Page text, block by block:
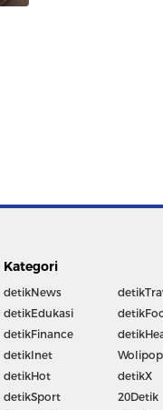
Kategori
detikNews
detikEdukasi
detikFinance
detikInet
detikHot
detikSport
Wolipop
detikX
20Detik